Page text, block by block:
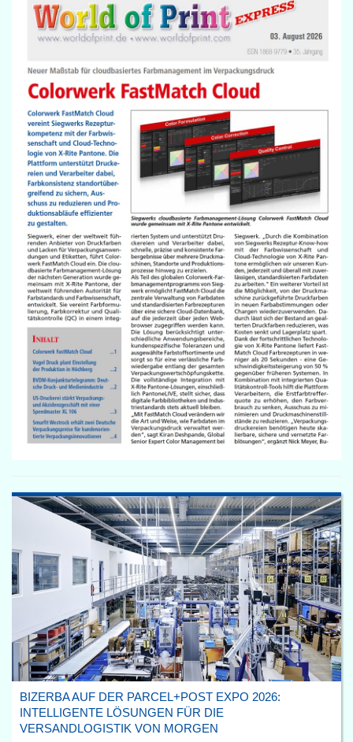
BIZERBA AUF DER PARCEL+POST EXPO 2026:
INTELLIGENTE LÖSUNGEN FÜR DIE
VERSANDLOGISTIK VON MORGEN